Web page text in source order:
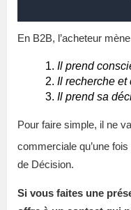
En B2B, l’acheteur
Il prend
Il recherche et
Il prend sa
Pour faire simple, il ne
commerciale qu’une
de Décision.
Si vous faites une